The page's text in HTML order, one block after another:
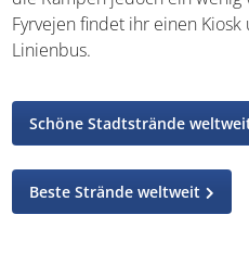
mit Fahrrädern, Kinderwagen
dank der Holzstege, die von
Manchmal sind die Rampen
Am Parkplatz von Fyrvejen
Toiletten vor sowie einen